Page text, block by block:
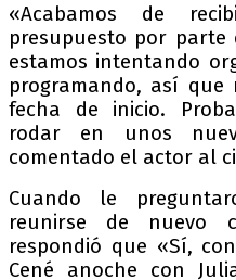
«Acabamos de
presupuesto por parte
estamos intentando
programando, así
fecha de inicio.
rodar en unos
comentado el actor al
Cuando le
reunirse de nuevo
respondió que «Sí,
Cené anoche con